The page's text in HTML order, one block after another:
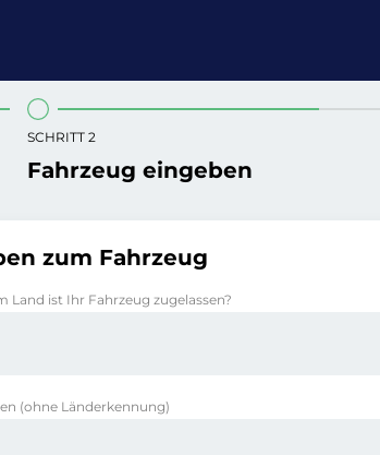
SCHRITT 2
Fahrzeug eingeben
zum Fahrzeug
Land ist Ihr Fahrzeug zugelassen?
(ohne Länderkennung)